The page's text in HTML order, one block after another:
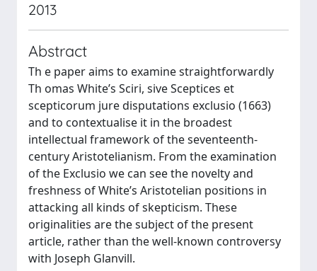
2013
Abstract
Th e paper aims to examine straightforwardly
Th omas White’s Sciri, sive Sceptices et
scepticorum jure disputations exclusio (1663)
and to contextualise it in the broadest
intellectual framework of the seventeenth-
century Aristotelianism. From the examination
of the Exclusio we can see the novelty and
freshness of White’s Aristotelian positions in
attacking all kinds of skepticism. These
originalities are the subject of the present
article, rather than the well-known controversy
with Joseph Glanvill.